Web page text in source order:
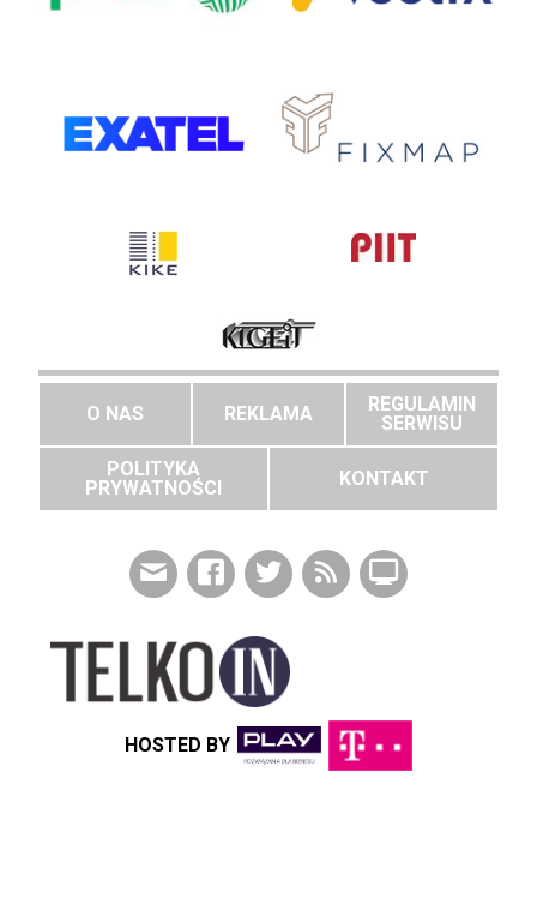
O NAS REKLAMA
REGULAMIN
SERWISU
POLITYKA
PRYWATNOŚCI
KONTAKT
HOSTED BY